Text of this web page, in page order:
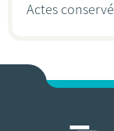
Actes